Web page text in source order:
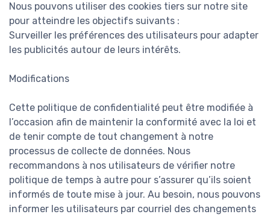
Nous pouvons utiliser des cookies tiers sur notre site
pour atteindre les objectifs suivants :
Surveiller les préférences des utilisateurs pour adapter
les publicités autour de leurs intérêts.
Modifications
Cette politique de confidentialité peut être modifiée à
l’occasion afin de maintenir la conformité avec la loi et
de tenir compte de tout changement à notre
processus de collecte de données. Nous
recommandons à nos utilisateurs de vérifier notre
politique de temps à autre pour s’assurer qu’ils soient
informés de toute mise à jour. Au besoin, nous pouvons
informer les utilisateurs par courriel des changements